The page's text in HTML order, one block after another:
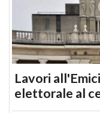
Lavori
elettorale al